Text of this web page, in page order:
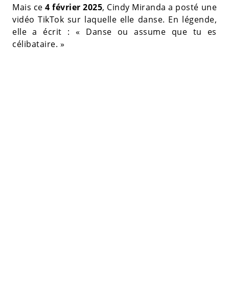
Mais ce4 février 2025, Cindy Miranda a posté une
vidéo TikTok sur laquelle elle danse. En légende,
elle a écrit : « Danse ou assume que tu es
célibataire. »